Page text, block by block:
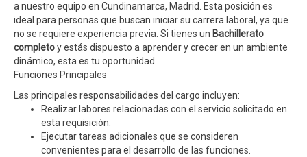
a nuestro equipo en Cundinamarca, Madrid. Esta posición es
ideal para personas que buscan iniciar su carrera laboral, ya que
no se requiere experiencia previa. Si tienes un Bachillerato
completoy estás dispuesto a aprender y crecer en un ambiente
dinámico, esta es tu oportunidad.
Funciones Principales
Las principales responsabilidades del cargo incluyen:
Realizar labores relacionadas con el servicio solicitado en
esta requisición.
Ejecutar tareas adicionales que se consideren
convenientes para el desarrollo de las funciones.